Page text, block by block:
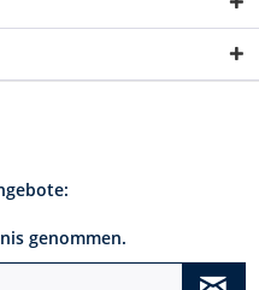
genommen.